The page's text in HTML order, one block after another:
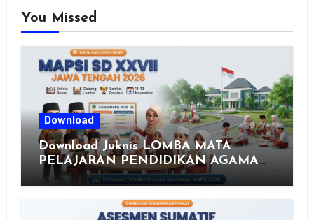
You Missed
Download
Download Juknis LOMBA MATA
PELAJARAN PENDIDIKAN AGAMA
ISLAM DAN SENI ISLAMI (MAPSI)
SEKOLAH DASAR XXVII PROVINSI
JAWA TENGAH TAHUN 2026